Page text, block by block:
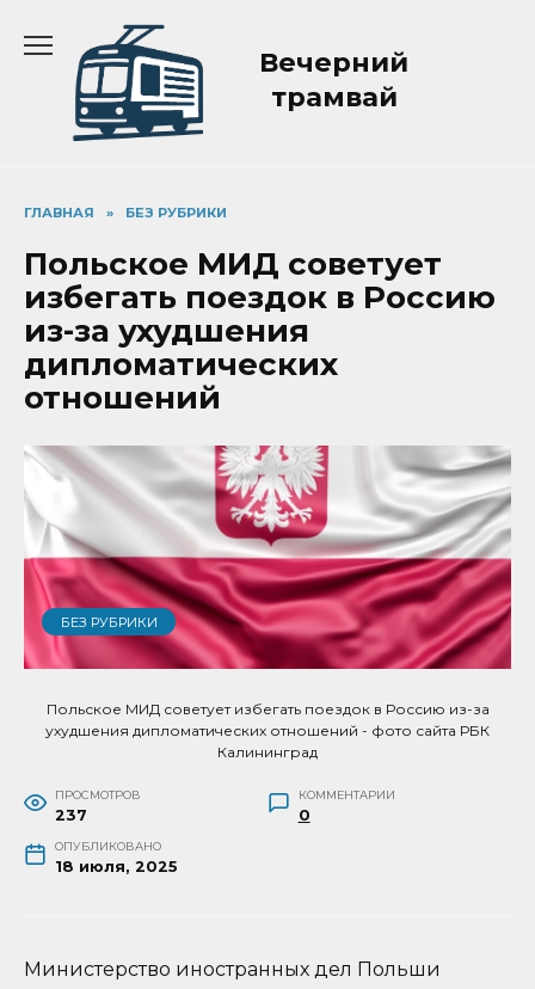
содержанию
Вечерний
трамвай
ГЛАВНАЯ » БЕЗ РУБРИКИ
Польское МИД советует
избегать поездок в Россию
из-за ухудшения
дипломатических
отношений
БЕЗ РУБРИКИ
Польское МИД советует избегать поездок в Россию из-за
ухудшения дипломатических отношений - фото сайта РБК
Калининград
ПРОСМОТРОВ
237
КОММЕНТАРИИ
0
ОПУБЛИКОВАНО
18 июля, 2025
Министерство иностранных дел Польши